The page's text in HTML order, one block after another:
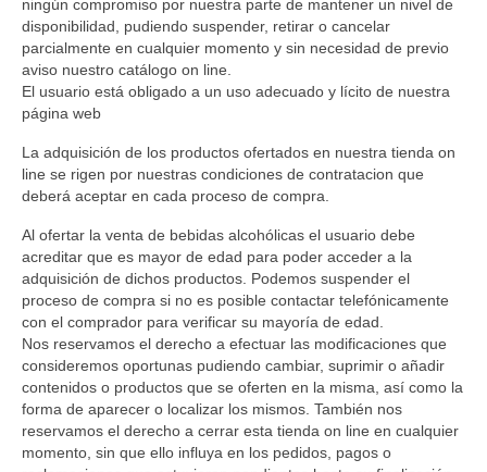
ningún compromiso por nuestra parte de mantener un nivel de
disponibilidad, pudiendo suspender, retirar o cancelar
parcialmente en cualquier momento y sin necesidad de previo
aviso nuestro catálogo on line.
El usuario está obligado a un uso adecuado y lícito de nuestra
página web
La adquisición de los productos ofertados en nuestra tienda on
line se rigen por nuestras condiciones de contratacion que
deberá aceptar en cada proceso de compra.
Al ofertar la venta de bebidas alcohólicas el usuario debe
acreditar que es mayor de edad para poder acceder a la
adquisición de dichos productos. Podemos suspender el
proceso de compra si no es posible contactar telefónicamente
con el comprador para verificar su mayoría de edad.
Nos reservamos el derecho a efectuar las modificaciones que
consideremos oportunas pudiendo cambiar, suprimir o añadir
contenidos o productos que se oferten en la misma, así como la
forma de aparecer o localizar los mismos. También nos
reservamos el derecho a cerrar esta tienda on line en cualquier
momento, sin que ello influya en los pedidos, pagos o